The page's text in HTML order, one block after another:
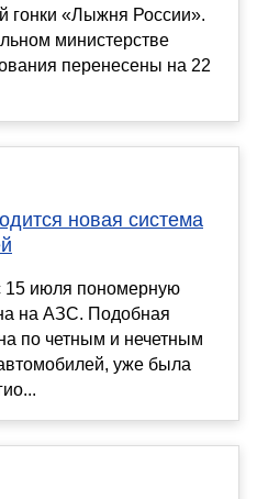
гонки «Лыжня России».
министерстве
перенесены на 22
новая система
15 июля пономерную
на АЗС. Подобная
по четным и нечетным
уже была